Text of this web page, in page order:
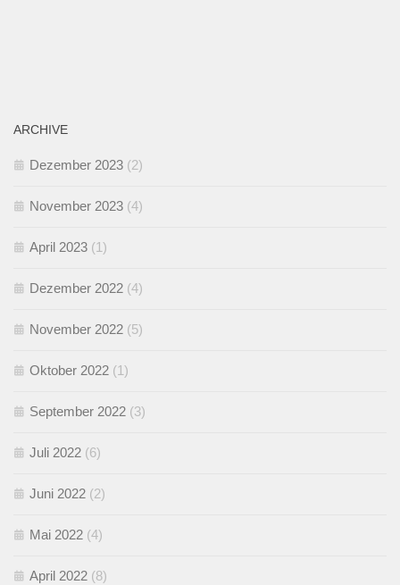
ARCHIVE
Dezember 2023 (2)
November 2023 (4)
April 2023 (1)
Dezember 2022 (4)
November 2022 (5)
Oktober 2022 (1)
September 2022 (3)
Juli 2022 (6)
Juni 2022 (2)
Mai 2022 (4)
April 2022 (8)